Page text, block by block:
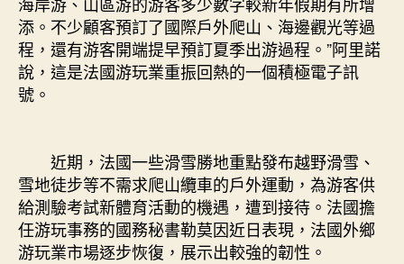
添。不少顧客預訂了國際戶外爬山、海邊觀光等過
程，還有游客開端提早預訂夏季出游過程。”阿里諾
說，這是法國游玩業重振回熱的一個積極電子訊
號。
近期，法國一些滑雪勝地重點發布越野滑雪、
雪地徒步等不需求爬山纜車的戶外運動，為游客供
給測驗考試新體育活動的機遇，遭到接待。法國擔
任游玩事務的國務秘書勒莫因近日表現，法國外鄉
游玩業市場逐步恢復，展示出較強的韌性。